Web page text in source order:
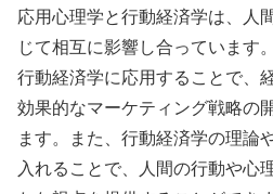
応用心理学と行動経済学は、人
じて相互に影響し合っています
行動経済学に応用することで、
効果的なマーケティング戦略の
ます。また、行動経済学の理論
入れることで、人間の行動や心